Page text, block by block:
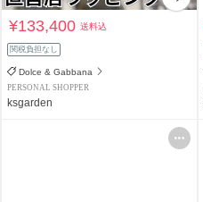
¥133,400送料込
関税負担なし
Dolce & Gabbana
PERSONAL SHOPPER
ksgarden